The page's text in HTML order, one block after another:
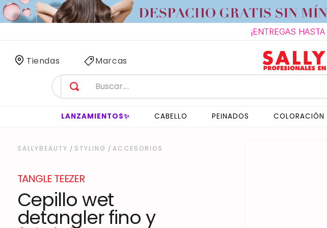
¡ENTREGAS HASTA
Tiendas Marcas
LANZAMIENTOS✨ CABELLO PEINADOS COLORACIÓN
STYLING ACCESORIOS
TANGLE TEEZER
Cepillo wet
detangler fino y